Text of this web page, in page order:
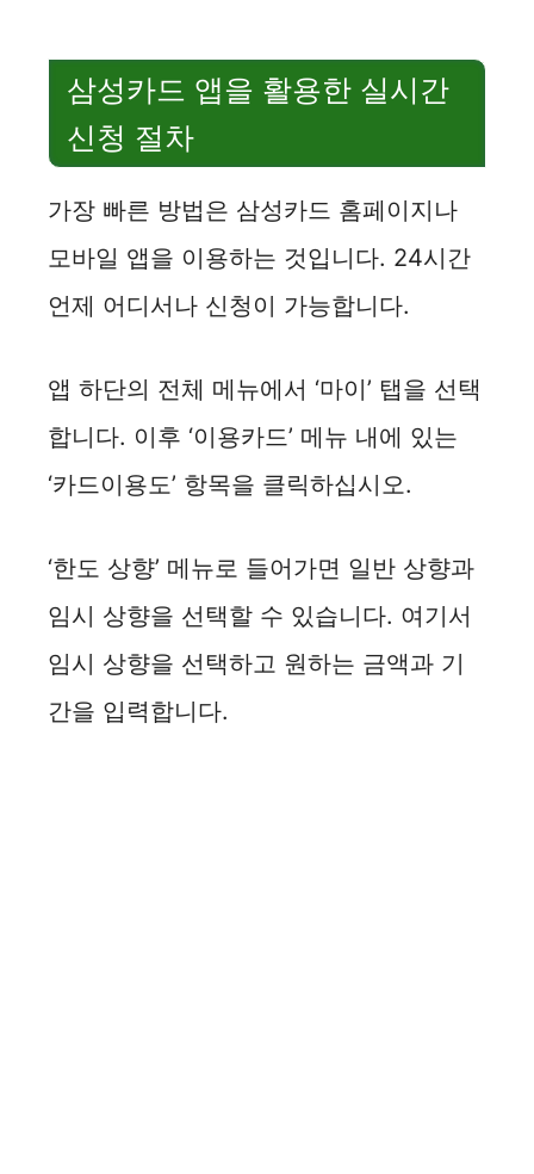
삼성카드 앱을 활용한 실시간
신청 절차
가장 빠른 방법은 삼성카드 홈페이지나
모바일 앱을 이용하는 것입니다. 24시간
언제 어디서나 신청이 가능합니다.
앱 하단의 전체 메뉴에서 ‘마이’ 탭을 선택
합니다. 이후 ‘이용카드’ 메뉴 내에 있는
‘카드이용도’ 항목을 클릭하십시오.
‘한도 상향’ 메뉴로 들어가면 일반 상향과
임시 상향을 선택할 수 있습니다. 여기서
임시 상향을 선택하고 원하는 금액과 기
간을 입력합니다.